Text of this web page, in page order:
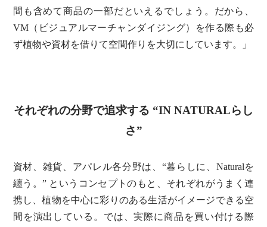
間も含めて商品の一部だといえるでしょう。だから、
VM（ビジュアルマーチャンダイジング）を作る際も必
ず植物や資材を借りて空間作りを大切にしています。」
それぞれの分野で追求する “IN NATURALらし
さ”
資材、雑貨、アパレル各分野は、“暮らしに、Naturalを
纏う。” というコンセプトのもと、それぞれがうまく連
携し、植物を中心に彩りのある生活がイメージできる空
間を演出している。では、実際に商品を買い付ける際